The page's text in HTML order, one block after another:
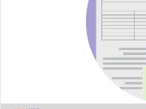
Mức thuế cho
Bạn đang có ý định mở
nghĩa vụ thuế? Bài viết